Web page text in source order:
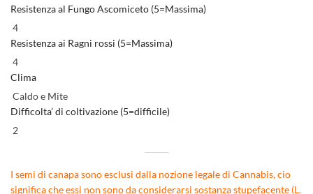
Resistenza al Fungo Ascomiceto (5=Massima)
4
Resistenza ai Ragni rossi (5=Massima)
4
Clima
Caldo e Mite
Difficolta’ di coltivazione (5=difficile)
2
I semi di canapa sono esclusi dalla nozione legale di Cannabis, cio
significa che essi non sono da considerarsi sostanza stupefacente (L.